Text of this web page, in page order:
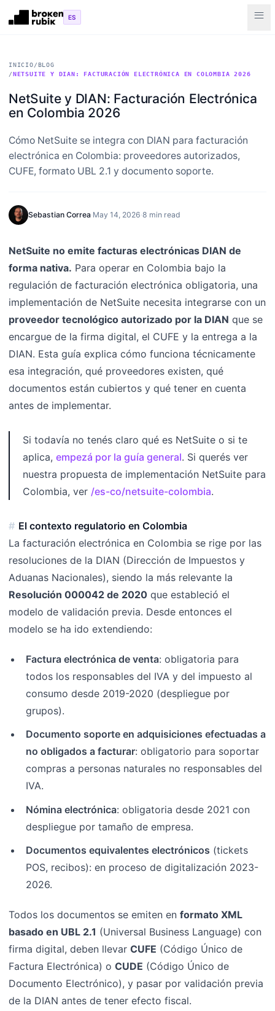
ES menu
INICIO/BLOG
/NETSUITE Y DIAN: FACTURACIÓN ELECTRÓNICA EN COLOMBIA 2026
NetSuite y DIAN: Facturación Electrónica
en Colombia 2026
Cómo NetSuite se integra con DIAN para facturación
electrónica en Colombia: proveedores autorizados,
CUFE, formato UBL 2.1 y documento soporte.
Sebastian Correa·May 14, 2026·8 min read
NetSuite no emite facturas electrónicas DIAN de
forma nativa. Para operar en Colombia bajo la
regulación de facturación electrónica obligatoria, una
implementación de NetSuite necesita integrarse con un
proveedor tecnológico autorizado por la DIAN que se
encargue de la firma digital, el CUFE y la entrega a la
DIAN. Esta guía explica cómo funciona técnicamente
esa integración, qué proveedores existen, qué
documentos están cubiertos y qué tener en cuenta
antes de implementar.
Si todavía no tenés claro qué es NetSuite o si te
aplica, empezá por la guía general. Si querés ver
nuestra propuesta de implementación NetSuite para
Colombia, ver /es-co/netsuite-colombia.
El contexto regulatorio en Colombia
La facturación electrónica en Colombia se rige por las
resoluciones de la DIAN (Dirección de Impuestos y
Aduanas Nacionales), siendo la más relevante la
Resolución 000042 de 2020 que estableció el
modelo de validación previa. Desde entonces el
modelo se ha ido extendiendo:
Factura electrónica de venta: obligatoria para
todos los responsables del IVA y del impuesto al
consumo desde 2019-2020 (despliegue por
grupos).
Documento soporte en adquisiciones efectuadas a
no obligados a facturar: obligatorio para soportar
compras a personas naturales no responsables del
IVA.
Nómina electrónica: obligatoria desde 2021 con
despliegue por tamaño de empresa.
Documentos equivalentes electrónicos (tickets
POS, recibos): en proceso de digitalización 2023-
2026.
Todos los documentos se emiten en formato XML
basado en UBL 2.1 (Universal Business Language) con
firma digital, deben llevar CUFE (Código Único de
Factura Electrónica) o CUDE (Código Único de
Documento Electrónico), y pasar por validación previa
de la DIAN antes de tener efecto fiscal.